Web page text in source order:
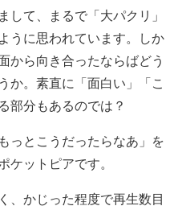
して、まるで「大パクリ」
うに思われています。しか
から向き合ったならばどう
か。素直に「面白い」「こ
部分もあるのでは？
っとこうだったらなあ」を
ケットピアです。
、かじった程度で再生数目